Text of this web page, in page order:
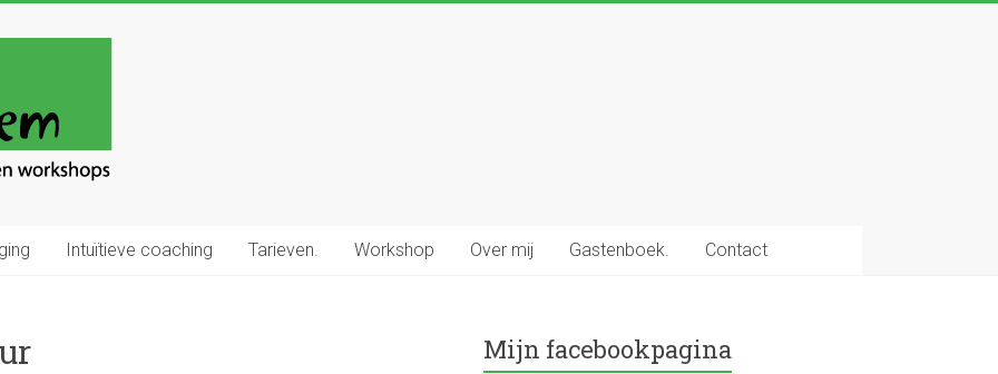
Intuïtieve coaching Tarieven. Workshop Over mij Gastenboek. Contact
Mijn facebookpagina